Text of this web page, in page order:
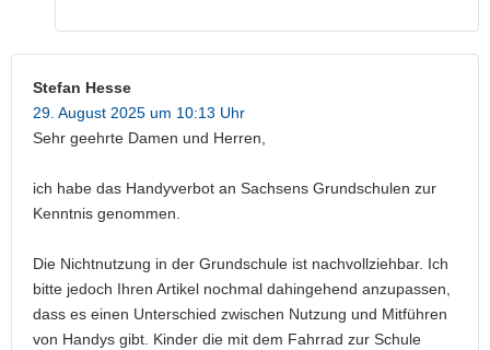
Stefan Hesse
29. August 2025 um 10:13 Uhr
Sehr geehrte Damen und Herren,
ich habe das Handyverbot an Sachsens Grundschulen zur
Kenntnis genommen.
Die Nichtnutzung in der Grundschule ist nachvollziehbar. Ich
bitte jedoch Ihren Artikel nochmal dahingehend anzupassen,
dass es einen Unterschied zwischen Nutzung und Mitführen
von Handys gibt. Kinder die mit dem Fahrrad zur Schule